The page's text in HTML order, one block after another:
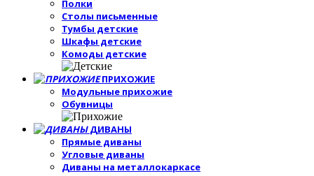
Полки
Столы письменные
Тумбы детские
Шкафы детские
Комоды детские
ПРИХОЖИЕ
Модульные прихожие
Обувницы
ДИВАНЫ
Прямые диваны
Угловые диваны
Диваны на металлокаркасе